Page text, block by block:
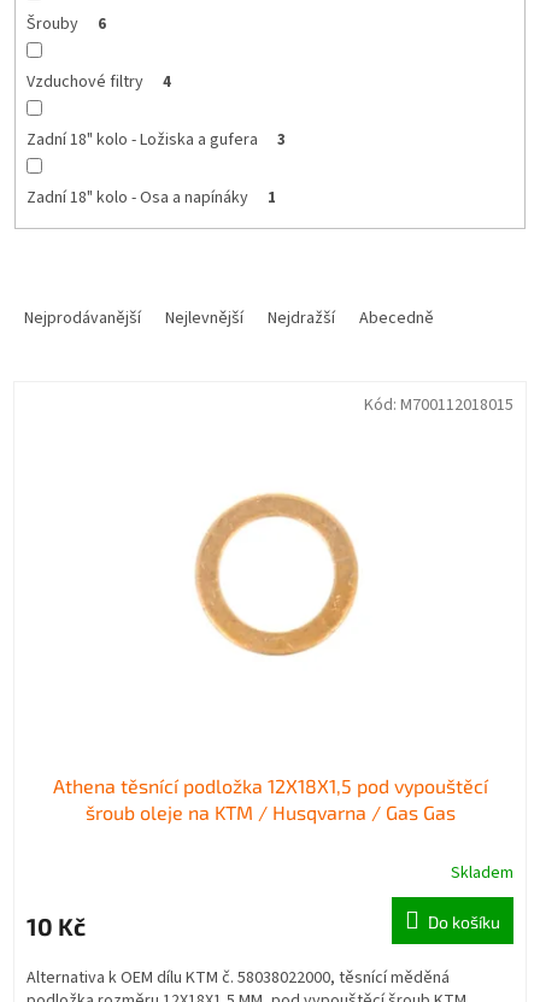
Šrouby 6
Vzduchové filtry 4
Zadní 18" kolo - Ložiska a gufera 3
Zadní 18" kolo - Osa a napínáky 1
Nejprodávanější Nejlevnější Nejdražší Abecedně
Athena těsnící podložka 12X18X1,5 pod vypouštěcí
šroub oleje na KTM / Husqvarna / Gas Gas
Skladem
10 Kč Do košíku
Alternativa k OEM dílu KTM č. 58038022000, těsnící měděná
Kód: M700112018015